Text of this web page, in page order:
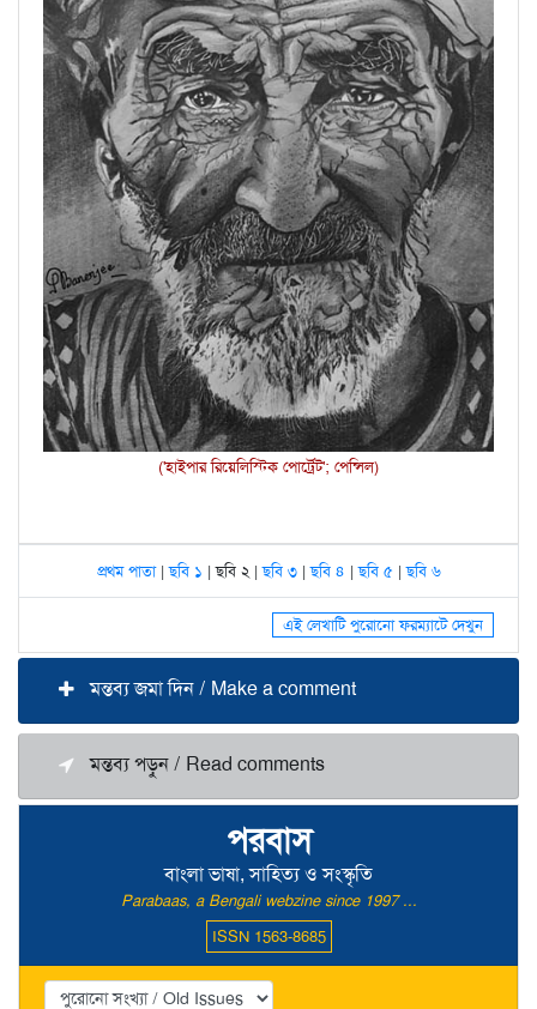
পরবাস
বাংলা ভাষা, সাহিত্য ও সংস্কৃতি
Parabaas, a Bengali webzine since 1997 ...
ISSN 1563-8685
('হাইপার রিয়েলিস্টিক পোর্ট্রেট'; পেন্সিল)
প্রথম পাতা|ছবি ১ | ছবি ২ |ছবি ৩|ছবি ৪ |ছবি ৫ |ছবি ৬
এই লেখাটি পুরোনো ফরম্যাটে দেখুন
মন্তব্য জমা দিন / Make a comment
মন্তব্য পড়ুন / Read comments